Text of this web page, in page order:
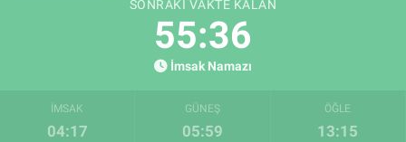
SONRAKI VAKTE KALAN
55:36
İmsak Namazı
İMSAK
04:17
GÜNEŞ
05:59
ÖĞLE
13:15